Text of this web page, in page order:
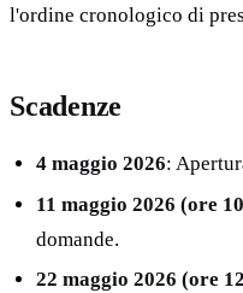
l'ordine cronologico di
Scadenze
4 maggio 2026:
11 maggio 2026 (ore
domande.
22 maggio 2026 (ore